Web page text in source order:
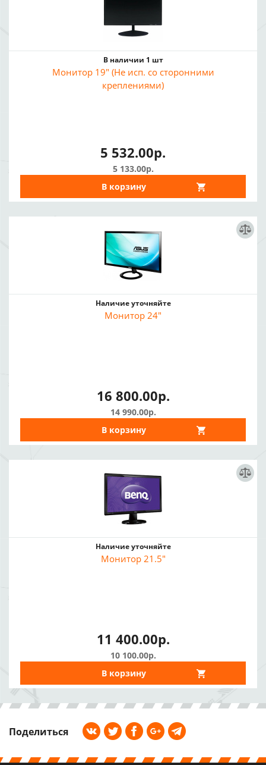
В наличии 1 шт
Монитор 19" (Не исп. со сторонними
креплениями)
5 532.00р.
5 133.00р.
В корзину
Наличие уточняйте
Монитор 24"
16 800.00р.
14 990.00р.
В корзину
Наличие уточняйте
Монитор 21.5"
11 400.00р.
10 100.00р.
В корзину
Поделиться